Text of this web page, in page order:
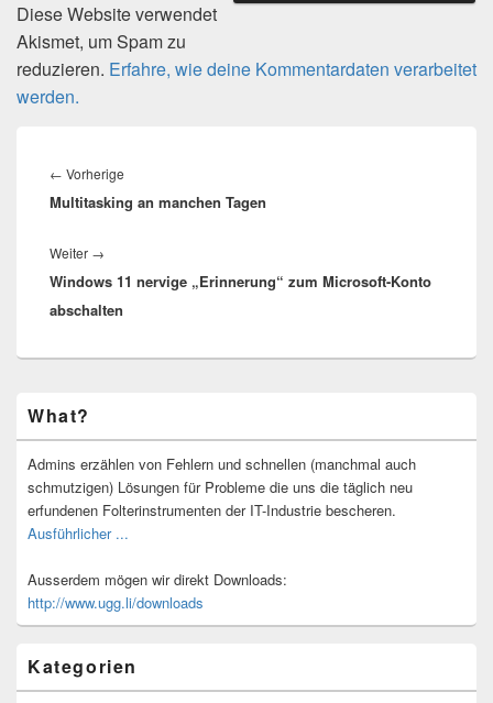
Diese Website verwendet
Akismet, um Spam zu
reduzieren. Erfahre, wie deine Kommentardaten verarbeitet
werden.
← Vorherige
Beitrag:
Multitasking an manchen Tagen
Weiter →
Beitrag:
Windows 11 nervige „Erinnerung“ zum Microsoft-Konto
abschalten
Seitenleisten-
Widgetbereich
What?
Admins erzählen von Fehlern und schnellen (manchmal auch
schmutzigen) Lösungen für Probleme die uns die täglich neu
erfundenen Folterinstrumenten der IT-Industrie bescheren.
Ausführlicher ...
Ausserdem mögen wir direkt Downloads:
http://www.ugg.li/downloads
Kategorien